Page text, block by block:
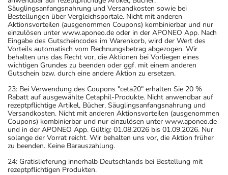
Säuglingsanfangsnahrung und Versandkosten sowie bei
Bestellungen über Vergleichsportale. Nicht mit anderen
Aktionsvorteilen (ausgenommen Coupons) kombinierbar und nur
einzulösen unter www.aponeo.de oder in der APONEO App. Nach
Eingabe des Gutscheincodes im Warenkorb, wird der Wert des
Vorteils automatisch vom Rechnungsbetrag abgezogen. Wir
behalten uns das Recht vor, die Aktionen bei Vorliegen eines
wichtigen Grundes zu beenden oder ggf. mit einem anderen
Gutschein bzw. durch eine andere Aktion zu ersetzen.
23: Bei Verwendung des Coupons "ceta20" erhalten Sie 20 %
Rabatt auf ausgewählte Cetaphil-Produkte. Nicht anwendbar auf
rezeptpflichtige Artikel, Bücher, Säuglingsanfangsnahrung und
Versandkosten. Nicht mit anderen Aktionsvorteilen (ausgenommen
Coupons) kombinierbar und nur einzulösen unter www.aponeo.de
und in der APONEO App. Gültig: 01.08.2026 bis 01.09.2026. Nur
solange der Vorrat reicht. Wir behalten uns vor, die Aktion früher
zu beenden. Keine Barauszahlung.
24: Gratislieferung innerhalb Deutschlands bei Bestellung mit
rezeptpflichtigen Produkten.